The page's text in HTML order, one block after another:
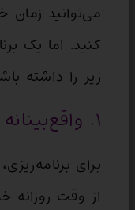
می‌توانید
کنید. اما یک
زیر را داشته
۱. واقع‌بینانه بودن زمان‌ها:
برای
از وقت روزانه